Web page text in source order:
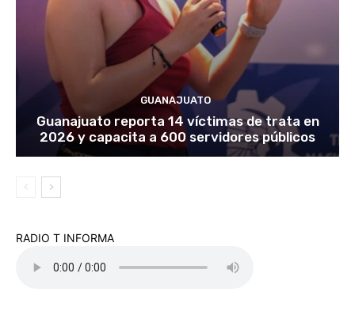
GUANAJUATO
Guanajuato reporta 14 víctimas de trata en
2026 y capacita a 600 servidores públicos
RADIO T INFORMA